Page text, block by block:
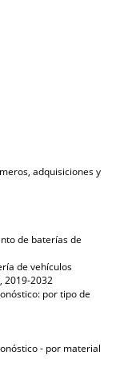
adquisiciones y
de baterías de
de vehículos
2019-2032
por tipo de
- por material